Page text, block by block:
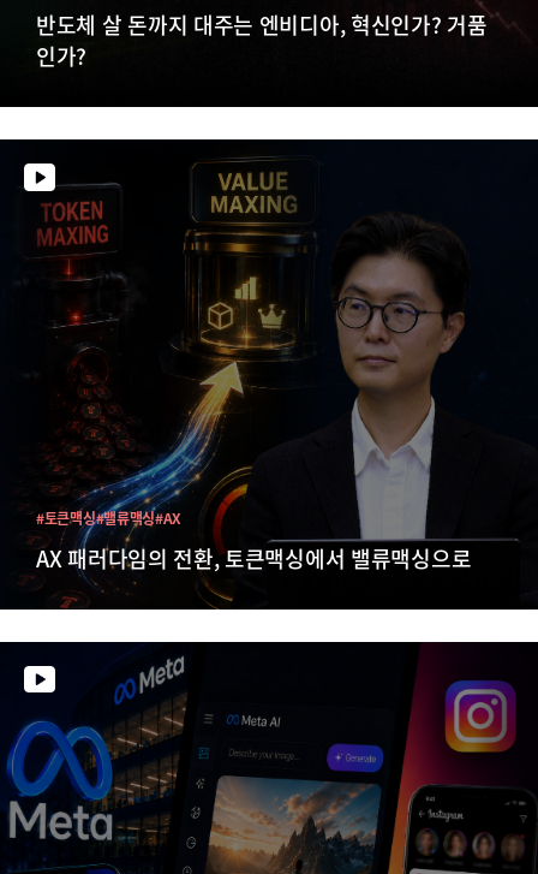
반도체 살 돈까지 대주는 엔비디아, 혁신인가? 거품
인가?
AX 패러다임의 전환, 토큰맥싱에서 밸류맥싱으로
#토큰맥싱#밸류맥싱#AX